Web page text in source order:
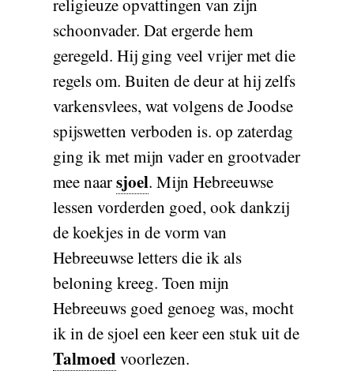
religieuze opvattingen van zijn
schoonvader. Dat ergerde hem
geregeld. Hij ging veel vrijer met die
regels om. Buiten de deur at hij zelfs
varkensvlees, wat volgens de Joodse
spijswetten verboden is. op zaterdag
ging ik met mijn vader en grootvader
mee naarsjoel. Mijn Hebreeuwse
lessen vorderden goed, ook dankzij
de koekjes in de vorm van
Hebreeuwse letters die ik als
beloning kreeg. Toen mijn
Hebreeuws goed genoeg was, mocht
ik in de sjoel een keer een stuk uit de
Talmoedvoorlezen.